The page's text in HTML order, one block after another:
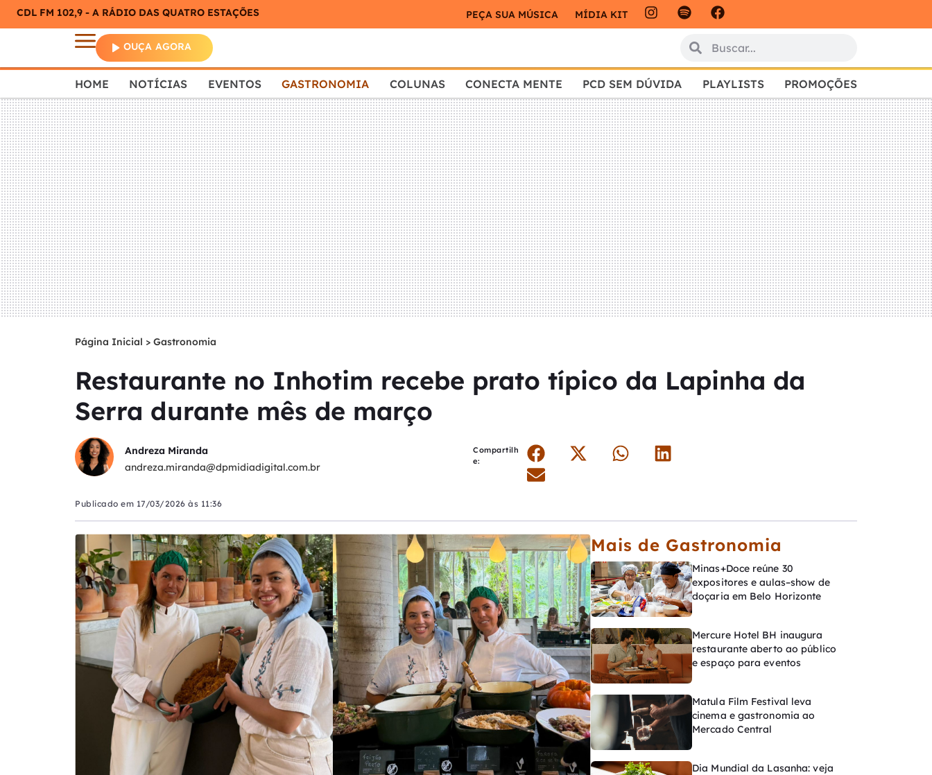
CDL FM 102,9 - A RÁDIO DAS QUATRO ESTAÇÕES PEÇA SUA MÚSICA MÍDIA KIT
OUÇA AGORA
HOME NOTÍCIAS EVENTOS GASTRONOMIA COLUNAS CONECTA MENTE PCD SEM DÚVIDA PLAYLISTS PROMOÇÕES
Página Inicial > Gastronomia
Restaurante no Inhotim recebe prato típico da Lapinha da
Serra durante mês de março
Andreza Miranda
andreza.miranda@dpmidiadigital.com.br
Compartilh
e:
Publicado em 17/03/2026 às 11:36
Mais de Gastronomia
Minas+Doce reúne 30
expositores e aulas–show de
doçaria em Belo Horizonte
Mercure Hotel BH inaugura
restaurante aberto ao público
e espaço para eventos
Matula Film Festival leva
cinema e gastronomia ao
Mercado Central
Dia Mundial da Lasanha: veja